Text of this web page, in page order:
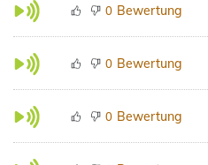
0 Bewertung
0 Bewertung
0 Bewertung